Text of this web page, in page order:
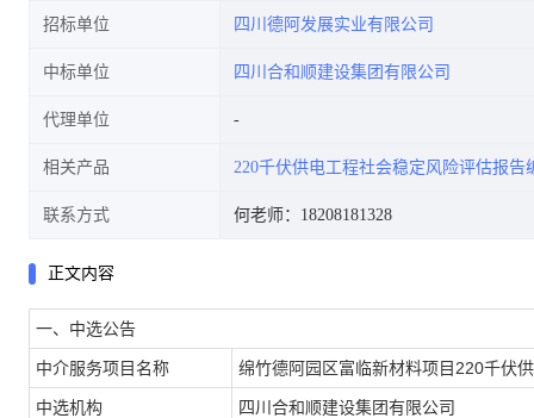
招标单位 四川德阿发展实业有限公司
中标单位 四川合和顺建设集团有限公司
代理单位
相关产品 220千伏供电工程社会稳定风险评估报告
联系方式 何老师：18208181328
正文内容
一、中选公告
中介服务项目名称 绵竹德阿园区富临新材料项目220千伏
中选机构 四川合和顺建设集团有限公司